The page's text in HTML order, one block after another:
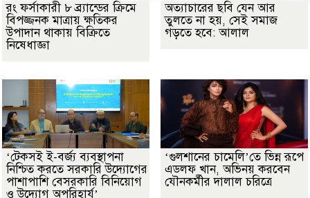
রং ফর্সাকারী ৮ ব্র্যান্ডের ক্রিমে
বিপজ্জনক মাত্রায় ক্ষতিকর
উপাদান থাকায় বিক্রিতে
নিষেধাজ্ঞা
অত্যাচারের ছবি যেন আর
তুলতে না হয়, সেই সমাজ
গড়তে হবে: আলাল
‘টেকসই ই-বর্জ্য ব্যবস্থাপনা
নিশ্চিত করতে সরকারি উদ্যোগের
পাশাপাশি বেসরকারি বিনিয়োগ
ও উদ্যোগ অপরিহার্য’
‘গুলশানের চামেলি’তে ভিন্ন রূপে
এডলফ খান, অভিনয় করবেন
যৌনকর্মীর দালাল চরিত্রে